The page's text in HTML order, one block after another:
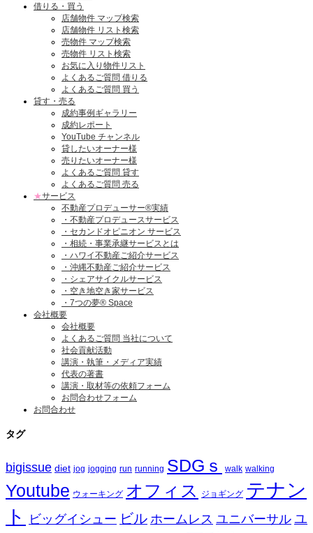
借りる・買う
店舗物件 マップ検索
店舗物件 リスト検索
売物件 マップ検索
売物件 リスト検索
お気に入り物件リスト
よくあるご質問 借りる
よくあるご質問 買う
貸す・売る
成約事例ギャラリー
成約レポート
YouTube チャンネル
貸したいオーナー様
売りたいオーナー様
よくあるご質問 貸す
よくあるご質問 売る
★サービス
不動産プロデューサー®実績
・不動産プロデュースサービス
・セカンドオピニオン サービス
・相続・事業承継サービスとは
・ハワイ不動産ご紹介サービス
・沖縄不動産ご紹介サービス
・シェアサイクルサービス
・空き地空き家サービス
・7つの夢® Space
会社概要
会社概要
よくあるご質問 当社について
社会貢献活動
講演・執筆・メディア実績
代表の著書
講演・取材等の依頼フォーム
お問合わせフォーム
お問合わせ
タグ
bigissue diet jog jogging run running SDGｓ walk walking
Youtube ウォーキング オフィス ジョギング テナン
ト
ビッグイシュー ビル ホームレス ユニバーサルユ